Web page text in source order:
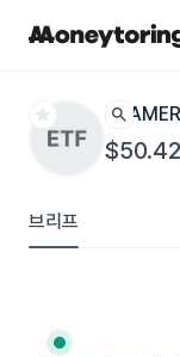
star search
$50.42
브리프